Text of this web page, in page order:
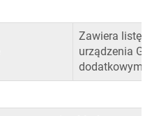
Zawiera listę
urządzenia
dodatkowymi